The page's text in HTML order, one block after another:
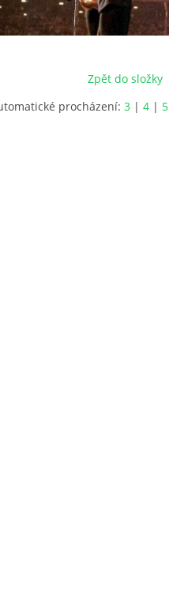
Zpět do složky
procházení: 3 | 4 | 5